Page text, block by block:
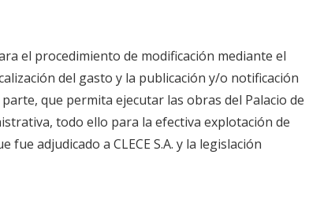
el procedimiento de modificación mediante el
del gasto y la publicación y/o notificación
que permita ejecutar las obras del Palacio de
todo ello para la efectiva explotación de
adjudicado a CLECE S.A. y la legislación